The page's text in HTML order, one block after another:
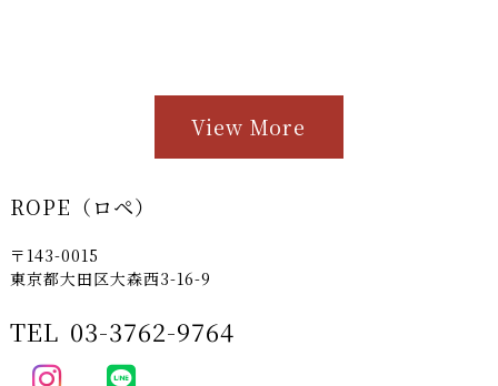
View More
ROPE（ロペ）
〒143-0015
東京都大田区大森西3-16-9
TEL 03-3762-9764